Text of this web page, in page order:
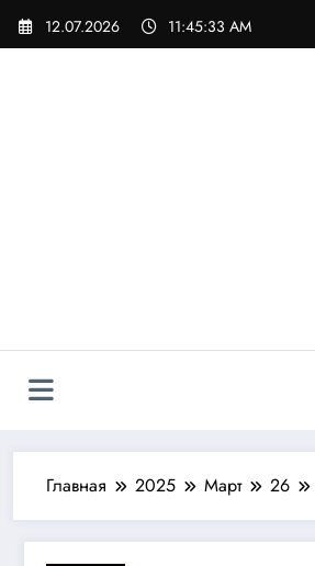
Перейти
12.07.2026 11:45:35 AM
Главная 2025 Март 26